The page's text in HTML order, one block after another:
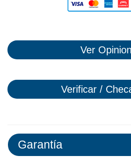
Ver
Verificar /
Garantía